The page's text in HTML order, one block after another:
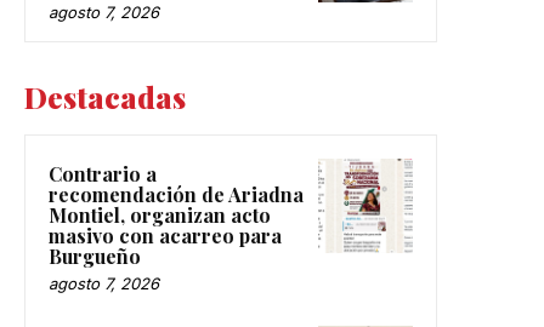
agosto 7, 2026
Destacadas
Contrario a
recomendación de Ariadna
Montiel, organizan acto
masivo con acarreo para
Burgueño
agosto 7, 2026